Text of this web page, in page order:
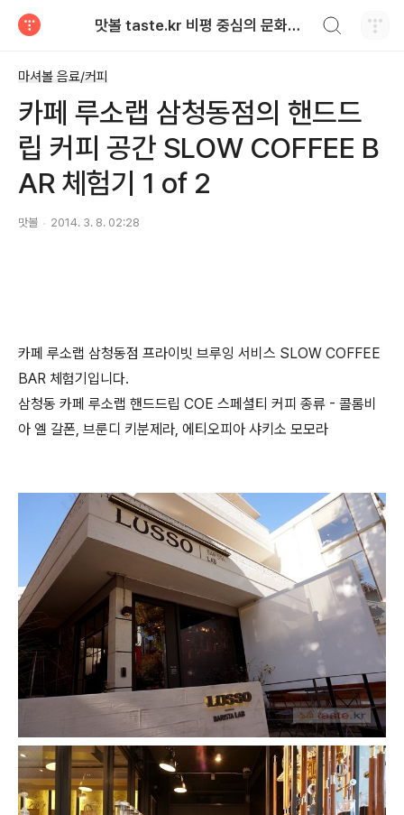
맛볼 taste.kr 비평 중심의 문화적 기호 · 맛 · 향기 리뷰
마셔볼 음료/커피
카페 루소랩 삼청동점의 핸드드
립 커피 공간 SLOW COFFEE B
AR 체험기 1 of 2
맛볼 2014. 3. 8. 02:28
카페 루소랩 삼청동점 프라이빗 브루잉 서비스 SLOW COFFEE
BAR 체험기입니다.
삼청동 카페 루소랩 핸드드립 COE 스페셜티 커피 종류 - 콜롬비
아 엘 갈폰, 브룬디 키분제라, 에티오피아 샤키소 모모라